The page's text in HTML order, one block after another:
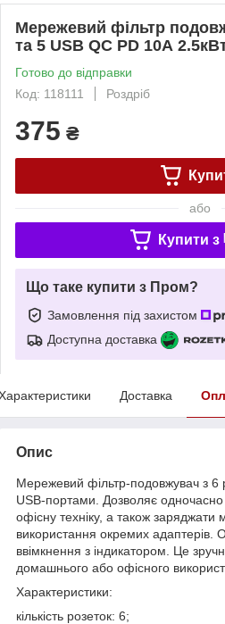
Мережевий фільтр
та 5 USB QC PD 10А
Готово до відправки
Код: 118111
Роздріб
375 ₴
або
Купити з
Що таке купити з Пром?
Замовлення під захистом
Доступна доставка
Доставка
Опис
Мережевий фільтр-подовжувач з 6
USB-портами. Дозволяє одночасно
офісну техніку, а також заряджати
використання окремих
ввімкнення з індикатором. Це
домашнього або офісного
Характеристики:
кількість розеток: 6;